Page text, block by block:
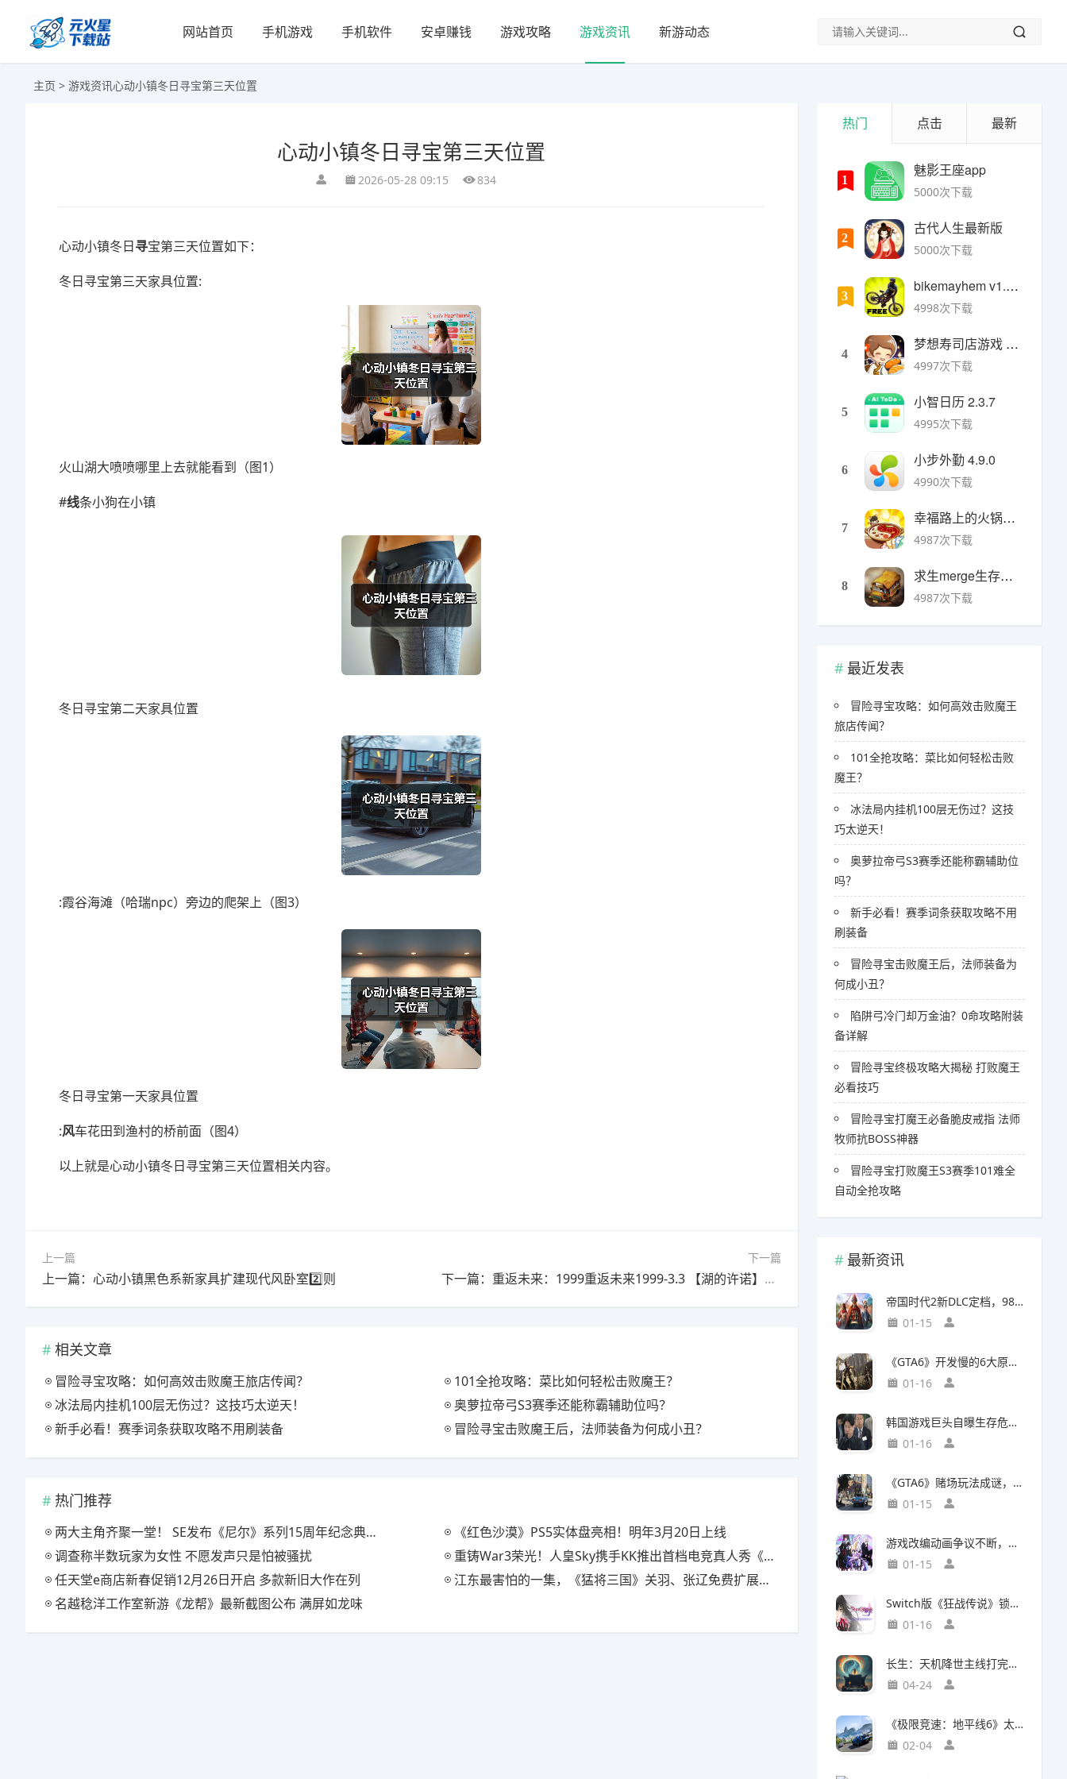
网站首页 手机游戏 手机软件 安卓赚钱 游戏攻略 游戏资讯 新游动态
主页 > 游戏资讯心动小镇冬日寻宝第三天位置
心动小镇冬日寻宝第三天位置
2026-05-28 09:15 834
心动小镇冬日寻宝第三天位置如下：
冬日寻宝第三天家具位置:
火山湖大喷喷哪里上去就能看到（图1）
#线条小狗在小镇
冬日寻宝第二天家具位置
:霞谷海滩（哈瑞npc）旁边的爬架上（图3）
冬日寻宝第一天家具位置
:风车花田到渔村的桥前面（图4）
以上就是心动小镇冬日寻宝第三天位置相关内容。
上一篇
上一篇：心动小镇黑色系新家具扩建现代风卧室2️⃣则
下一篇
下一篇：重返未来：1999重返未来1999-3.3 【湖的许诺】抽取推荐
相关文章
冒险寻宝攻略：如何高效击败魔王旅店传闻？
101全抢攻略：菜比如何轻松击败魔王？
冰法局内挂机100层无伤过？这技巧太逆天！
奥萝拉帝弓S3赛季还能称霸辅助位吗？
新手必看！赛季词条获取攻略不用刷装备
冒险寻宝击败魔王后，法师装备为何成小丑？
热门推荐
两大主角齐聚一堂！ SE发布《尼尔》系列15周年纪念典藏套装
《红色沙漠》PS5实体盘亮相！明年3月20日上线
调查称半数玩家为女性 不愿发声只是怕被骚扰
重铸War3荣光！人皇Sky携手KK推出首档电竞真人秀《寻找下一个Sky》
任天堂e商店新春促销12月26日开启 多款新旧大作在列
江东最害怕的一集，《猛将三国》关羽、张辽免费扩展包现已上线
名越稔洋工作室新游《龙帮》最新截图公布 满屏如龙味
热门 点击 最新
1
魅影王座app
5000次下载
2
古代人生最新版
5000次下载
3
bikemayhem v1.6.2安卓版
4998次下载
4
梦想寿司店游戏 v4.14.1安卓版
4997次下载
5
小智日历 2.3.7
4995次下载
6
小步外勤 4.9.0
4990次下载
7
幸福路上的火锅店官方版 v5.3.5安卓版
4987次下载
8
求生merge生存之地手机版 v1.48.0安卓版
4987次下载
最近发表
冒险寻宝攻略：如何高效击败魔王
旅店传闻？
101全抢攻略：菜比如何轻松击败
魔王？
冰法局内挂机100层无伤过？这技
巧太逆天！
奥萝拉帝弓S3赛季还能称霸辅助位
吗？
新手必看！赛季词条获取攻略不用
刷装备
冒险寻宝击败魔王后，法师装备为
何成小丑？
陷阱弓冷门却万金油？0命攻略附装
备详解
冒险寻宝终极攻略大揭秘 打败魔王
必看技巧
冒险寻宝打魔王必备脆皮戒指 法师
牧师抗BOSS神器
冒险寻宝打败魔王S3赛季101难全
自动全抢攻略
最新资讯
帝国时代2新DLC定档，98元预购竟藏三大美洲文明秘密
01-15
《GTA6》开发慢的6大原因，竟与编剧离职和内部矛盾有关
01-16
韩国游戏巨头自曝生存危机，竟要靠AI以一敌百对抗中国
01-16
《GTA6》赌场玩法成谜，50国曾因赌博功能封禁前作
01-15
游戏改编动画争议不断，编剧被踢出局背后竟有隐情
01-15
Switch版《狂战传说》锁定30帧，次世代主机却能60帧流畅运行，差距背后有何玄机？
01-16
长生：天机降世主线打完了，说一下大概情况吧
04-24
《极限竞速：地平线6》太真实震惊玩家：这跟现实的日本一样！
02-04